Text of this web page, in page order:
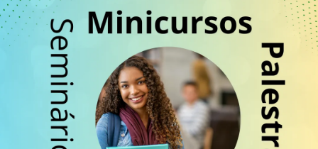
Certificados
finalizados